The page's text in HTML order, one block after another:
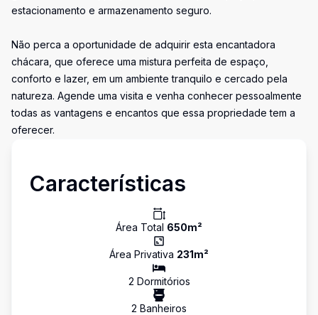
estacionamento e armazenamento seguro.
Não perca a oportunidade de adquirir esta encantadora
chácara, que oferece uma mistura perfeita de espaço,
conforto e lazer, em um ambiente tranquilo e cercado pela
natureza. Agende uma visita e venha conhecer pessoalmente
todas as vantagens e encantos que essa propriedade tem a
oferecer.
Características
Área Total 650m²
Área Privativa 231m²
2 Dormitórios
2 Banheiros